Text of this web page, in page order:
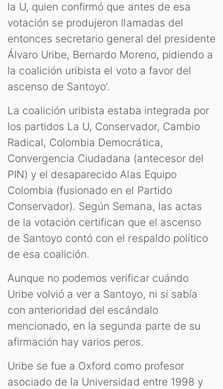
la U, quien confirmó que antes de esa
votación se produjeron llamadas del
entonces secretario general del presidente
Álvaro Uribe, Bernardo Moreno, pidiendo a
la coalición uribista el voto a favor del
ascenso de Santoyo’.
La coalición uribista estaba integrada por
los partidos La U, Conservador, Cambio
Radical, Colombia Democrática,
Convergencia Ciudadana (antecesor del
PIN) y el desaparecido Alas Equipo
Colombia (fusionado en el Partido
Conservador). Según Semana, las actas
de la votación certifican que el ascenso
de Santoyo contó con el respaldo político
de esa coalición.
Aunque no podemos verificar cuándo
Uribe volvió a ver a Santoyo, ni si sabía
con anterioridad del escándalo
mencionado, en la segunda parte de su
afirmación hay varios peros.
Uribe se fue a Oxford como profesor
asociado de la Universidad entre 1998 y